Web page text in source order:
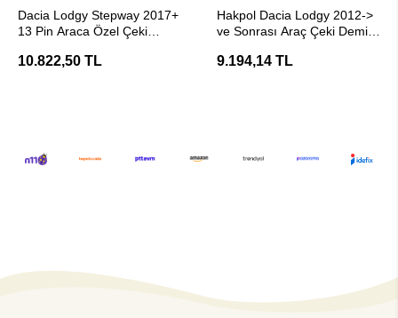
Dacia Lodgy Stepway 2017+
13 Pin Araca Özel Çeki
10.822,50 TL
Hakpol Dacia Lodgy 2012->
ve Sonrası Araç Çeki Demiri
9.194,14 TL